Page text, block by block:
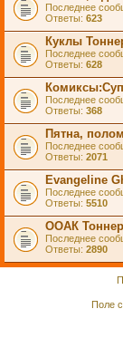
Последнее
Ответы: 623
Куклы
Последнее
Ответы: 628
Последнее
Ответы: 368
Пятна,
Последнее
Ответы: 2071
Evangeline
Последнее
Ответы: 5510
ООАК
Последнее
Ответы: 2890
Поле